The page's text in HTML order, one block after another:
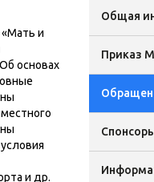
и
основах
и др.
Общая
Приказ